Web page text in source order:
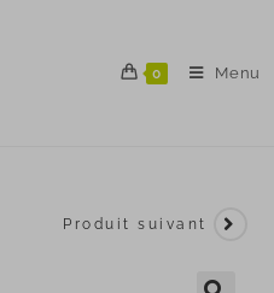
0 Menu
Produit suivant